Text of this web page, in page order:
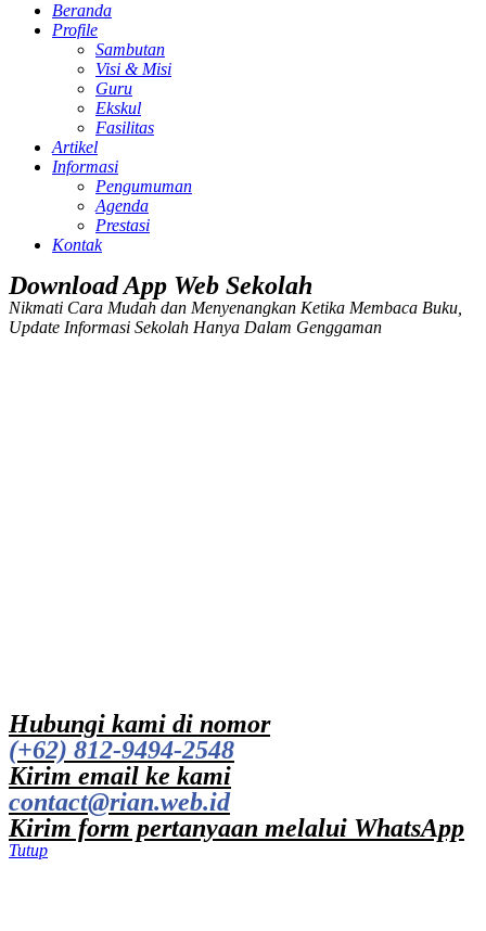
Beranda
Profile
Sambutan
Visi & Misi
Guru
Ekskul
Fasilitas
Artikel
Informasi
Pengumuman
Agenda
Prestasi
Kontak
Download App Web Sekolah
Nikmati Cara Mudah dan Menyenangkan Ketika Membaca Buku,
Update Informasi Sekolah Hanya Dalam Genggaman
Hubungi kami di nomor
(+62) 812-9494-2548
Kirim email ke kami
contact@rian.web.id
Kirim form pertanyaan melalui WhatsApp
Tutup